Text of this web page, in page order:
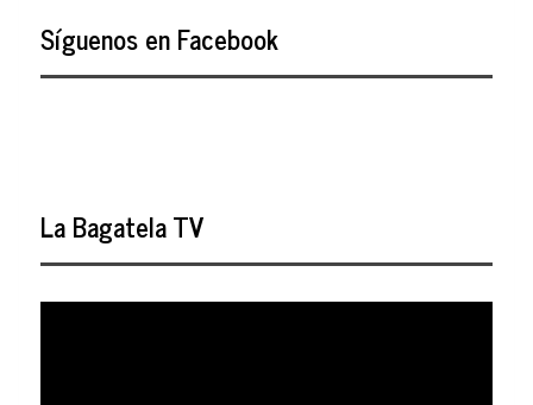
Síguenos en Facebook
La Bagatela TV